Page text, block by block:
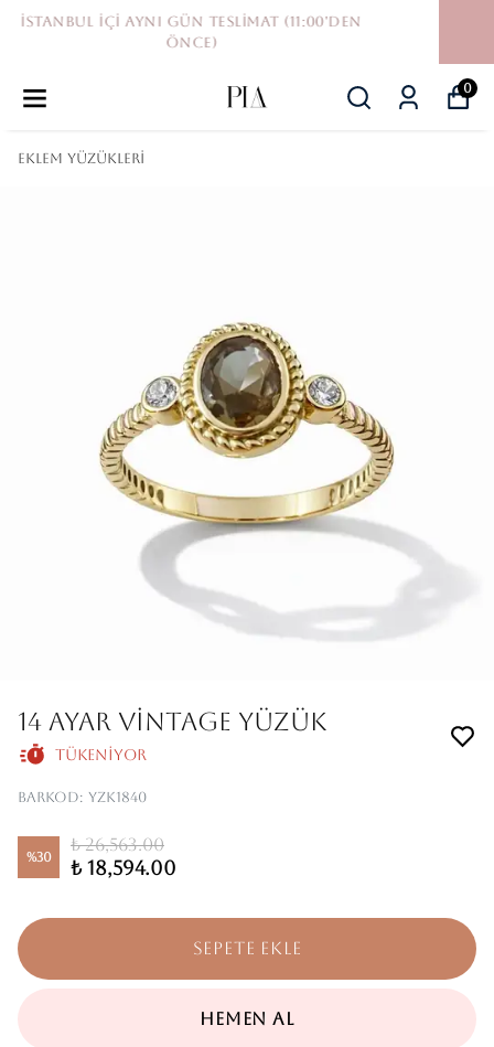
UYGUN FİYAT GARANTİSİ
0
Eklem Yüzükleri
14 AYAR VİNTAGE YÜZÜK
Tükeniyor
Barkod: YZK1840
%30
₺ 26,563.00
₺ 18,594.00
SEPETE EKLE
HEMEN AL